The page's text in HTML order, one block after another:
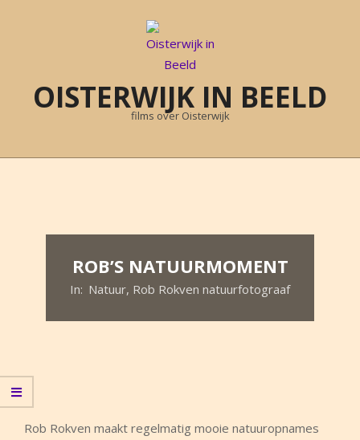
OISTERWIJK IN BEELD
films over Oisterwijk
Primary
ROB’S NATUURMOMENT
In: Natuur, Rob Rokven natuurfotograaf
Rob Rokven maakt regelmatig mooie natuuropnames